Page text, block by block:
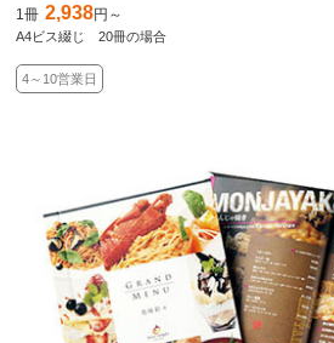
1冊 2,938円～
A4ビス綴じ 20冊の場合
4～10営業日